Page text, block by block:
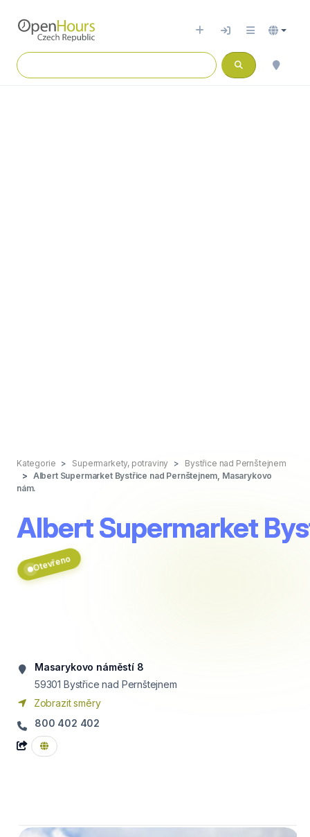
Kategorie Supermarkety, potraviny
Bystřice nad Pernštejnem
Albert Supermarket Bystřice nad Pernštejnem, Masarykovo
nám.
Albert Supermarket
Otevřeno
Masarykovo náměstí 8
59301 Bystřice nad Pernštejnem
Zobrazit směry
800 402 402